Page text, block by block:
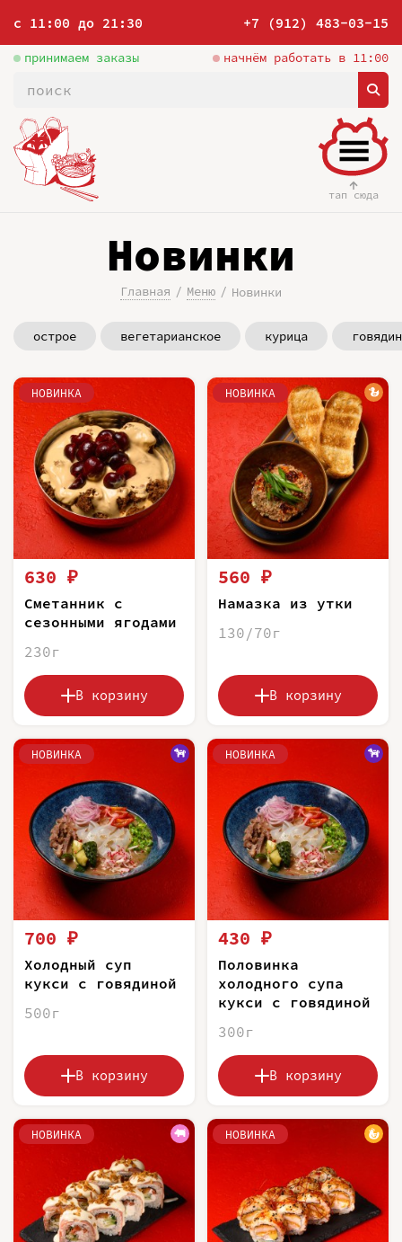
с 11:00 до 21:30 +7 (912) 483-03-15
принимаем заказы начнём работать в 11:00
тап сюда
Новинки
Главная Меню Новинки
острое вегетарианское курица
НОВИНКА
630 ₽
Сметанник с
сезонными ягодами
230г
В корзину
НОВИНКА
560 ₽
Намазка из утки
130/70г
В корзину
НОВИНКА
700 ₽
Холодный суп
кукси с говядиной
500г
В корзину
НОВИНКА
430 ₽
Половинка
холодного супа
кукси с говядиной
300г
В корзину
НОВИНКА НОВИНКА